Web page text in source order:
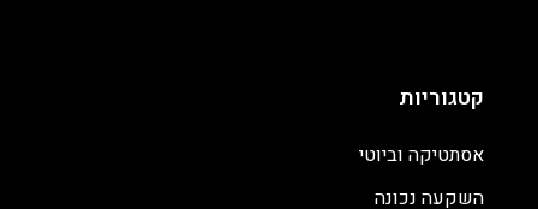
קטגוריות
אסתטיקה וביוטי
השקעה נכונה